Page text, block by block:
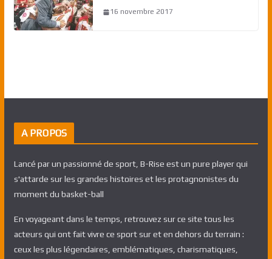
16 novembre 2017
A PROPOS
Lancé par un passionné de sport, B-Rise est un pure player qui
s'attarde sur les grandes histoires et les protagnonistes du
moment du basket-ball
En voyageant dans le temps, retrouvez sur ce site tous les
acteurs qui ont fait vivre ce sport sur et en dehors du terrain :
ceux les plus légendaires, emblématiques, charismatiques,